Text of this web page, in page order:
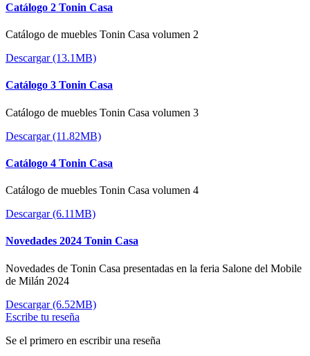
Catálogo 2 Tonin Casa
Catálogo de muebles Tonin Casa volumen 2
Descargar (13.1MB)
Catálogo 3 Tonin Casa
Catálogo de muebles Tonin Casa volumen 3
Descargar (11.82MB)
Catálogo 4 Tonin Casa
Catálogo de muebles Tonin Casa volumen 4
Descargar (6.11MB)
Novedades 2024 Tonin Casa
Novedades de Tonin Casa presentadas en la feria Salone del Mobile
de Milán 2024
Descargar (6.52MB)
Escribe tu reseña
Se el primero en escribir una reseña